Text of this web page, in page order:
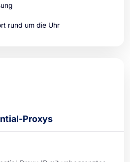
rund um die Uhr
Proxys